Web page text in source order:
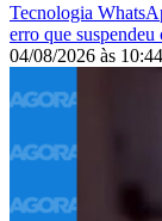
Tecnologia
erro que suspendeu
04/08/2026 às 10:44